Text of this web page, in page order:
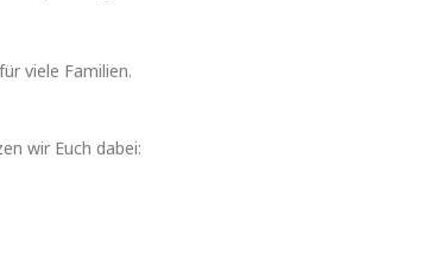
viele Familien.
wir Euch dabei: